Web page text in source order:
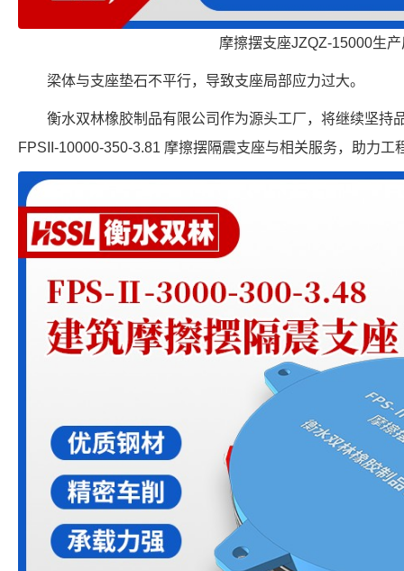
摩擦摆支座JZQZ-15000生
梁体与支座垫石不平行，导致支座局部应力过大。
衡水双林橡胶制品有限公司作为源头工厂，将继续坚持
FPSII-10000-350-3.81 摩擦摆隔震支座与相关服务，助力工